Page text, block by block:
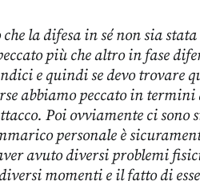
che la difesa in sé non sia
più che altro in fase
e quindi se devo trovare
abbiamo peccato in
Poi ovviamente ci sono
personale è
avuto diversi problemi
momenti e il fatto di